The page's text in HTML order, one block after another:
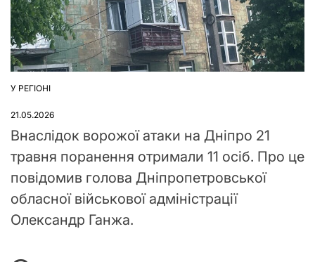
ОПУБЛІКУВАТИ
У РЕГІОНІ
21.05.2026
Внаслідок ворожої атаки на Дніпро 21
травня поранення отримали 11 осіб. Про це
повідомив голова Дніпропетровської
обласної військової адміністрації
Олександр Ганжа.